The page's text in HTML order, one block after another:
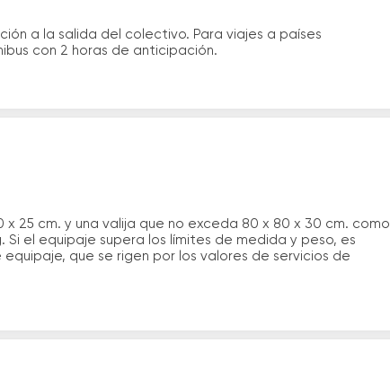
a la salida del colectivo. Para viajes a países
con 2 horas de anticipación.
25 cm. y una valija que no exceda 80 x 80 x 30 cm. como
el equipaje supera los límites de medida y peso, es
que se rigen por los valores de servicios de